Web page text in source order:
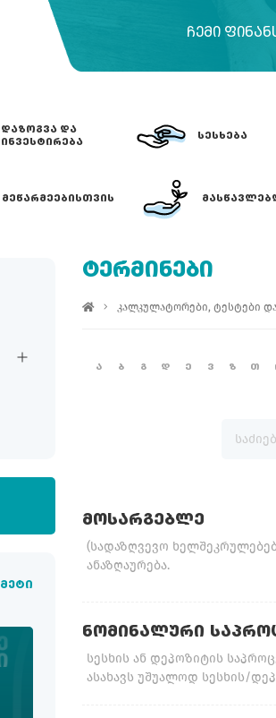
ᲩᲔᲛᲘ
ᲓᲐᲖᲝᲒᲕᲐ ᲓᲐ
ᲘᲜᲕᲔᲡᲢᲘᲠᲔᲑᲐ
ᲡᲔᲡᲮᲔᲑᲐ
ᲛᲔᲬᲐᲠᲛᲔᲔᲑᲘᲡᲗᲕᲘᲡ
მეტი
ᲢᲔᲠᲛᲘᲜᲔᲑᲘ
კალკულატორები, ტესტები
Ა Ბ Გ Დ Ე Ვ Ზ Თ
ᲛᲝᲡᲐᲠᲒᲔᲑᲚᲔ
(სადაზღვევო
ანაზღაურება.
ᲜᲝᲛᲘᲜᲐᲚᲣᲠᲘ
სესხის ან დეპოზიტის
ასახავს უშუალოდ სესხის/